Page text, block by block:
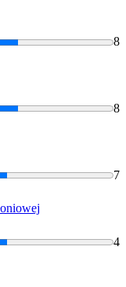
8
8
7
4